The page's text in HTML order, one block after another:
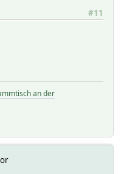
#11
an der